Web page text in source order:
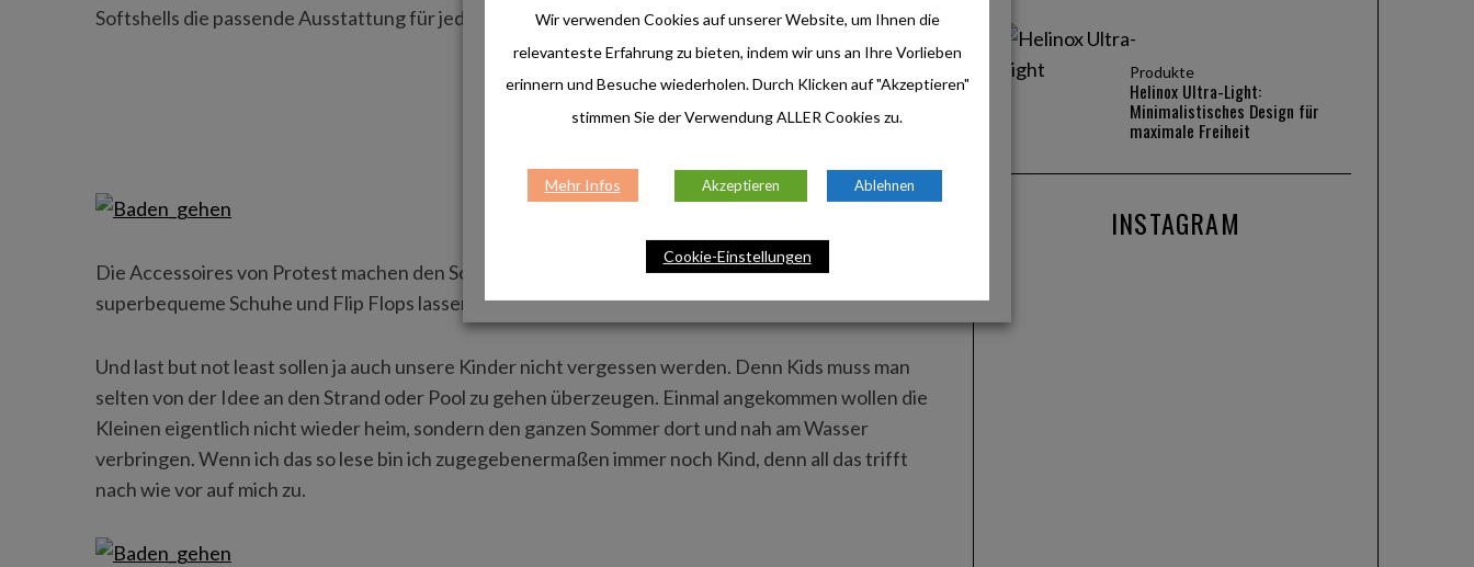
Softshells die passende Ausstattung für jede aktive Entdeckungstour.
Die Accessoires von Protest machen den Sommerlook komplett: Strohhüte, Sommer-Beanies,
superbequeme Schuhe und Flip Flops lassen die Vorfreude auf Strand und Sonne steigen.
Und last but not least sollen ja auch unsere Kinder nicht vergessen werden. Denn Kids muss man
selten von der Idee an den Strand oder Pool zu gehen überzeugen. Einmal angekommen wollen die
Kleinen eigentlich nicht wieder heim, sondern den ganzen Sommer dort und nah am Wasser
verbringen. Wenn ich das so lese bin ich zugegebenermaßen immer noch Kind, denn all das trifft
nach wie vor auf mich zu.
Produkte
Helinox Ultra-Light:
Minimalistisches Design für
maximale Freiheit
INSTAGRAM
Wir verwenden Cookies auf unserer Website, um Ihnen die
relevanteste Erfahrung zu bieten, indem wir uns an Ihre Vorlieben
erinnern und Besuche wiederholen. Durch Klicken auf "Akzeptieren"
stimmen Sie der Verwendung ALLER Cookies zu.
Mehr Infos Akzeptieren Ablehnen
Cookie-Einstellungen